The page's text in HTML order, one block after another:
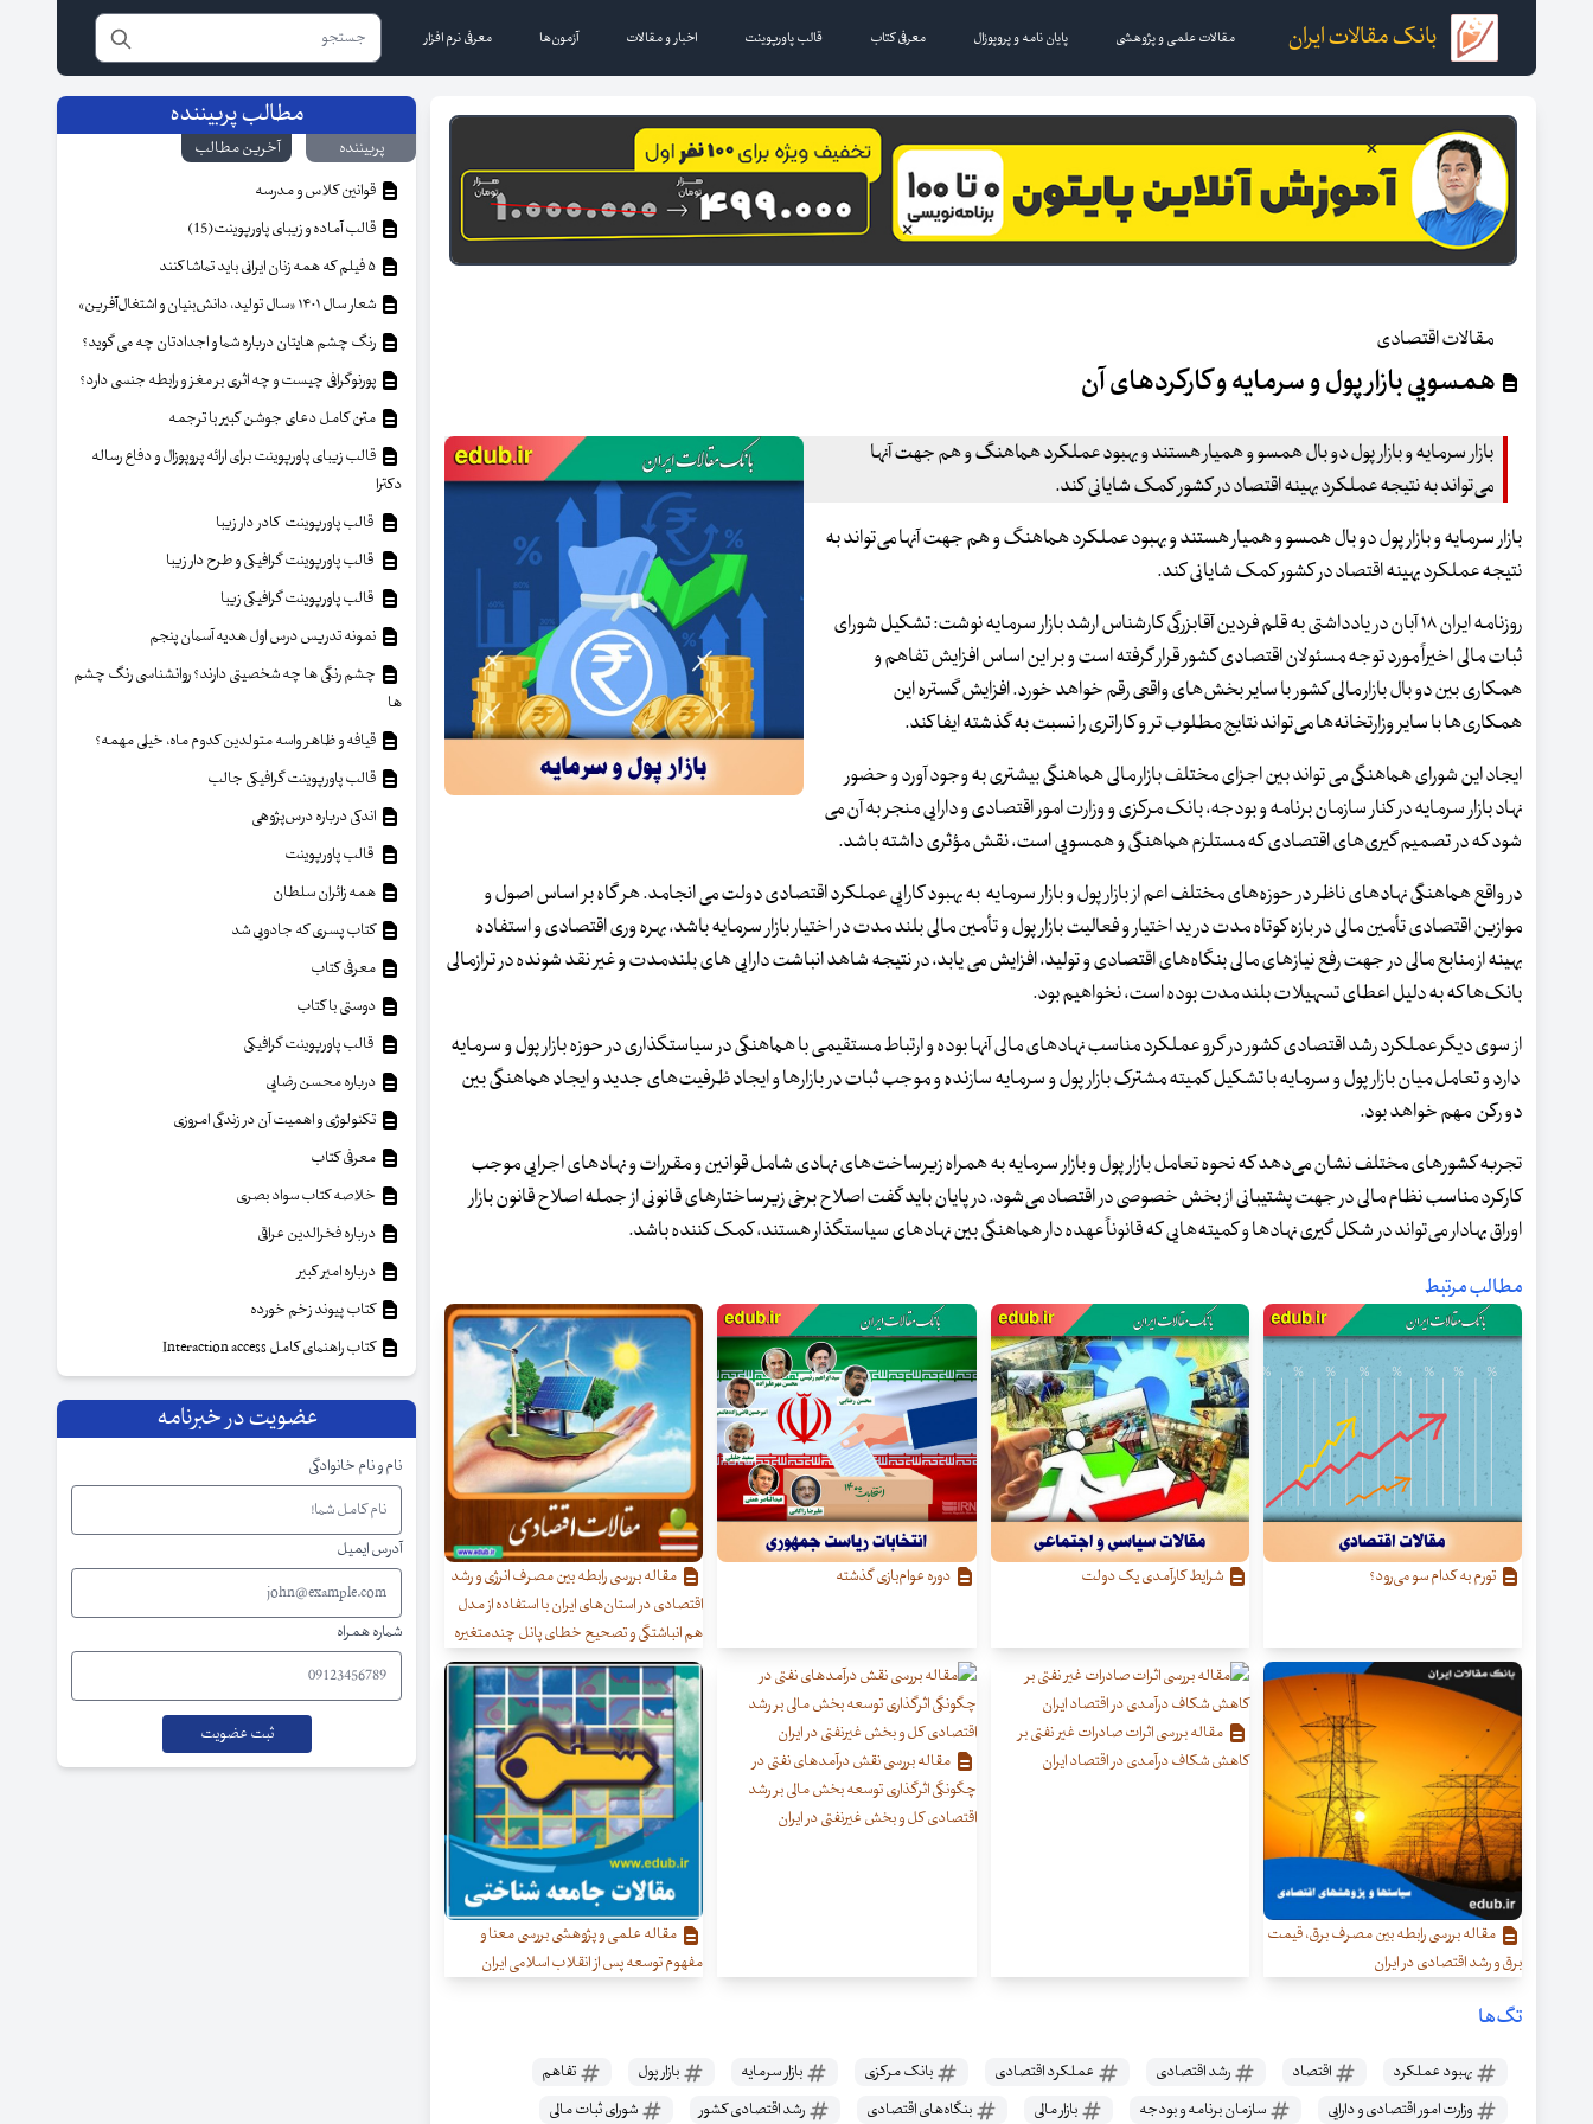
بانک مقالات ایران مقالات علمی و پژوهشی پایان نامه و پروپوزال معرفی کتاب قالب پاورپوینت اخبار و مقالات آزمون‌ها معرفی نرم افزار
مقالات اقتصادی
همسویی بازار پول و سرمایه و کارکردهای آن
بازار سرمایه و بازار پول دو بال همسو و همیار هستند و بهبود عملکرد هماهنگ و هم جهت آنها
می‌تواند به نتیجه عملکرد بهینه اقتصاد در کشور کمک شایانی کند.
بازار سرمایه و بازار پول دو بال همسو و همیار هستند و بهبود عملکرد هماهنگ و هم جهت آنها می‌تواند به
نتیجه عملکرد بهینه اقتصاد در کشور کمک شایانی کند.
روزنامه ایران ۱۸ آبان در یادداشتی به قلم فردین آقابزرگی کارشناس ارشد بازار سرمایه نوشت: تشکیل شورای
ثبات مالی اخیراً مورد توجه مسئولان اقتصادی کشور قرار گرفته است و بر این اساس افزایش تفاهم و
همکاری‌ بین دو بال بازار مالی کشور با سایر بخش‌های واقعی رقم خواهد خورد. افزایش گستره این
همکاری‌ها با سایر وزارتخانه‌ها می‌تواند نتایج مطلوب تر و کاراتری را نسبت به گذشته ایفا کند.
ایجاد این شورای هماهنگی می تواند بین اجزای مختلف بازار مالی هماهنگی بیشتری به وجود آورد و حضور
نهاد بازار سرمایه در کنار سازمان برنامه و بودجه، بانک مرکزی و وزارت امور اقتصادی و دارایی منجر به آن می
شود که در تصمیم گیری‌های اقتصادی که مستلزم هماهنگی و همسویی است، نقش مؤثری داشته باشد.
در واقع هماهنگی نهادهای ناظر در حوزه‌های مختلف اعم از بازار پول و بازار سرمایه به بهبود کارایی عملکرد اقتصادی دولت می انجامد. هر گاه بر اساس اصول و
موازین اقتصادی تأمین مالی در بازه کوتاه مدت در ید اختیار و فعالیت بازار پول و تأمین مالی بلند مدت در اختیار بازار سرمایه باشد، بهره وری اقتصادی و استفاده
بهینه از منابع مالی در جهت رفع نیازهای مالی بنگاه‌های اقتصادی و تولید، افزایش می یابد، در نتیجه شاهد انباشت دارایی های بلندمدت و غیر نقد شونده در ترازمالی
بانک‌ها که به دلیل اعطای تسهیلات بلند مدت بوده است، نخواهیم بود.
از سوی دیگر عملکرد رشد اقتصادی کشور در گرو عملکرد مناسب نهادهای مالی آنها بوده و ارتباط مستقیمی با هماهنگی در سیاستگذاری در حوزه بازار پول و سرمایه
دارد و تعامل میان بازار پول و سرمایه با تشکیل کمیته مشترک بازار پول و سرمایه سازنده و موجب ثبات در بازارها و ایجاد ظرفیت‌های جدید و ایجاد هماهنگی بین
دو رکن مهم خواهد بود.
تجربه کشورهای مختلف نشان می‌دهد که نحوه تعامل بازار پول و بازار سرمایه به همراه زیرساخت‌های نهادی شامل قوانین و مقررات و نهادهای اجرایی موجب
کارکرد مناسب نظام مالی در جهت پشتیبانی از بخش خصوصی در اقتصاد می‌شود. در پایان باید گفت اصلاح برخی زیرساختارهای قانونی از جمله اصلاح قانون بازار
اوراق بهادار می‌تواند در شکل گیری نهادها و کمیته‌هایی که قانوناً عهده دار هماهنگی بین نهادهای سیاستگذار هستند، کمک کننده باشد.
مطالب مرتبط
تورم به کدام سو می‌رود؟ شرایط کارآمدی یک دولت دوره عوام‌بازی گذشته
مقاله بررسی رابطه بین مصرف انرژی و رشد
اقتصادی در استان‌های ایران با استفاده از مدل
هم انباشتگی و تصحیح خطای پانل چندمتغیره
مقاله بررسی رابطه بین مصرف برق، قیمت
برق و رشد اقتصادی در ایران
مقاله بررسی اثرات صادرات غیر نفتی بر
کاهش شکاف درآمدی در اقتصاد ایران
مقاله بررسی نقش درآمدهای نفتی در
چگونگی اثرگذاری توسعه بخش مالی بر رشد
اقتصادی کل و بخش غیرنفتی در ایران
مقاله علمی و پژوهشی بررسی معنا و
مفهوم توسعه پس از انقلاب اسلامی ایران
تگ‌ها
بهبود عملکرد اقتصاد رشد اقتصادی عملکرد اقتصادی بانک مرکزی بازار سرمایه بازار پول
تفاهم
وزارت امور اقتصادی و دارایی
سازمان برنامه و بودجه بازار مالی بنگاه‌های اقتصادی رشد اقتصادی کشور شورای ثبات مالی
مطالب پربیننده
پربیننده
آخرین مطالب
قوانین کلاس و مدرسه
قالب آماده و زیبای پاورپوینت(15)
شعار سال ۱۴۰۱ «سال تولید، دانش‌بنیان و اشتغال‌آفرین»
رنگ چشم هایتان درباره شما و اجدادتان چه می گوید؟
پورنوگرافی چیست و چه اثری بر مغز و رابطه جنسی دارد؟
متن کامل دعای جوشن کبیر با ترجمه
قالب زیبای پاورپوینت برای ارائه پروپوزال و دفاع رساله
دکترا
قالب پاورپوینت کادر دار زیبا
قالب پاورپوینت گرافیکی و طرح دار زیبا
قالب پاورپوینت گرافیکی زیبا
نمونه تدریس درس اول هدیه آسمان پنجم
چشم رنگی ها چه شخصیتی دارند؟ روانشناسی رنگ چشم
ها
قیافه و ظاهر واسه متولدین کدوم ماه، خیلی مهمه؟
قالب پاورپوینت گرافیکی جالب
اندکی درباره درس‌پژوهی
قالب پاورپوینت
همه زائران سلطان
کتاب پسری که جادویی شد
معرفی کتاب
دوستی با کتاب
قالب پاورپوینت گرافیکی
درباره محسن رضایی
تکنولوژی و اهمیت آن در زندگی امروزی
معرفی کتاب
خلاصه کتاب سواد بصری
درباره فخرالدین عراقی
درباره امیر کبیر
کتاب پیوند زخم خورده
کتاب راهنمای کامل Interaction access
عضویت در خبرنامه
نام و نام خانوادگی
آدرس ایمیل
شماره همراه